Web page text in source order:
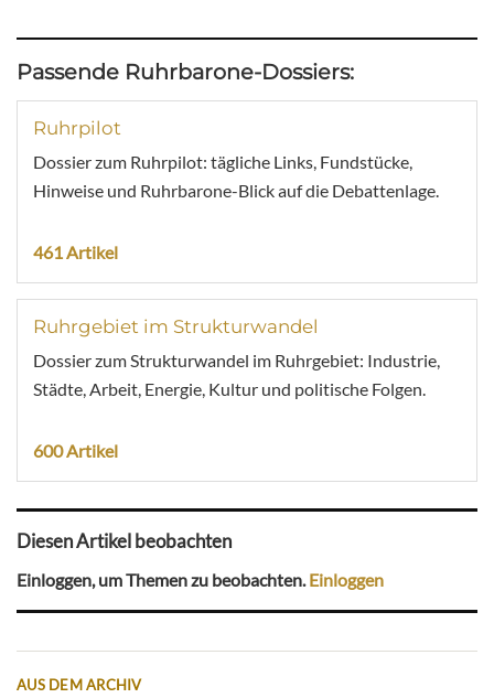
Passende Ruhrbarone-Dossiers:
Ruhrpilot
Dossier zum Ruhrpilot: tägliche Links, Fundstücke,
Hinweise und Ruhrbarone-Blick auf die Debattenlage.
461 Artikel
Ruhrgebiet im Strukturwandel
Dossier zum Strukturwandel im Ruhrgebiet: Industrie,
Städte, Arbeit, Energie, Kultur und politische Folgen.
600 Artikel
Diesen Artikel beobachten
Einloggen, um Themen zu beobachten.Einloggen
AUS DEM ARCHIV